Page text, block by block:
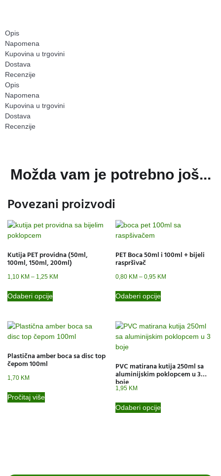
Opis
Napomena
Kupovina u trgovini
Dostava
Recenzije
Opis
Napomena
Kupovina u trgovini
Dostava
Recenzije
Možda vam je potrebno još...
Povezani proizvodi
Kutija PET providna (50ml,
100ml, 150ml, 200ml)
1,10 KM – 1,25 KM
Odaberi opcije
PET Boca 50ml i 100ml + bijeli
raspršivač
0,80 KM – 0,95 KM
Odaberi opcije
Plastična amber boca sa disc top
čepom 100ml
1,70 KM
Pročitaj više
PVC matirana kutija 250ml sa
aluminijskim poklopcem u 3
boje
1,95 KM
Odaberi opcije